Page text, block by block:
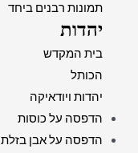
תמונות רבנים ביחד
יהדות
בית המקדש
הכותל
יהדות ויודאיקה
הדפסה על כוסות
הדפסה על אבן בזלת